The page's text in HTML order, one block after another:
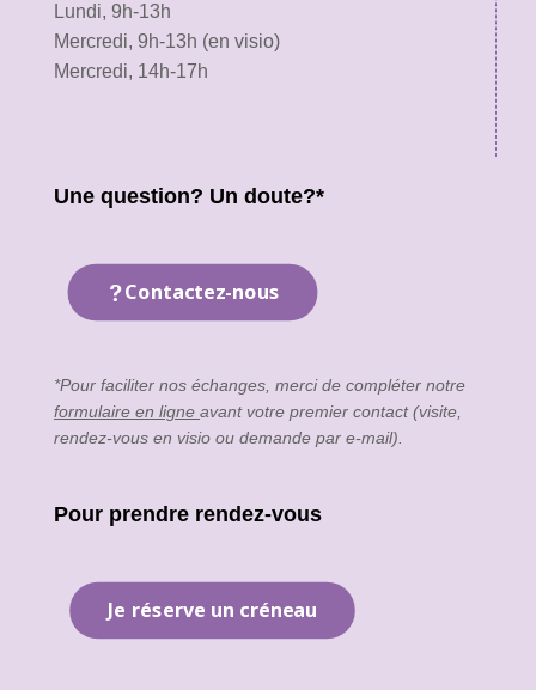
Lundi, 9h-13h
Mercredi, 9h-13h (en visio)
Mercredi, 14h-17h
Une question? Un doute?*
Contactez-nous
*Pour faciliter nos échanges, merci de compléter notre
formulaire en ligne avant votre premier contact (visite,
rendez-vous en visio ou demande par e-mail).
Pour prendre rendez-vous
Je réserve un créneau